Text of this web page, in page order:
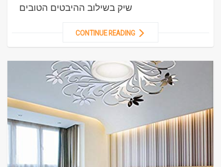
שיק בשילוב ההיבטים הטובים
CONTINUE READING